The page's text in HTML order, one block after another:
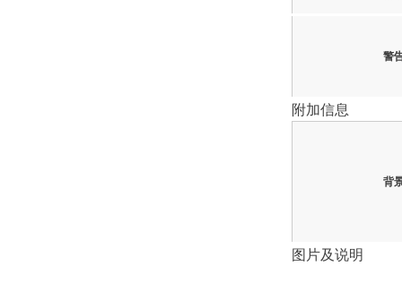
警
附加信息
背
图片及说明